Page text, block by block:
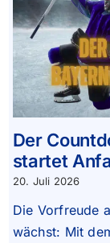
Der
startet
20. Juli 2026
Die Vorfreude
wächst: Mit